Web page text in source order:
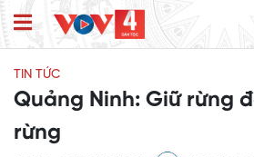
TIN TỨC
Quảng Ninh: Giữ rừng
rừng